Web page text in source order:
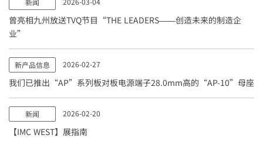
新闻
曾亮相九州放送TVQ节目“THE LEADERS——创造未来的制造企
业”
新产品信息 2026-02-27
我们已推出“AP”系列板对板电源端子28.0mm高的“AP-10”母座
新闻 2026-02-20
【IMC WEST】展指南